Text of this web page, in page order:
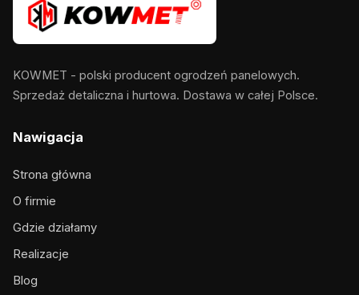
KOWMET - polski producent ogrodzeń panelowych.
Sprzedaż detaliczna i hurtowa. Dostawa w całej Polsce.
Nawigacja
Strona główna
O firmie
Gdzie działamy
Realizacje
Blog